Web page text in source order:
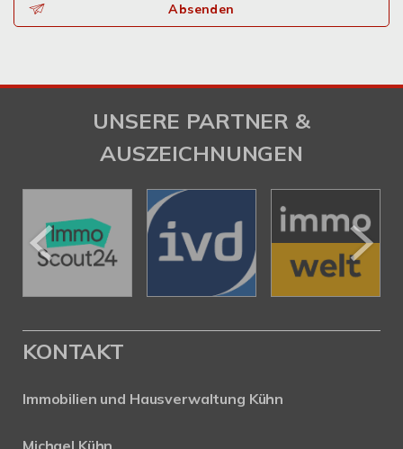
Absenden
UNSERE PARTNER &
AUSZEICHNUNGEN
KONTAKT
Immobilien und Hausverwaltung Kühn